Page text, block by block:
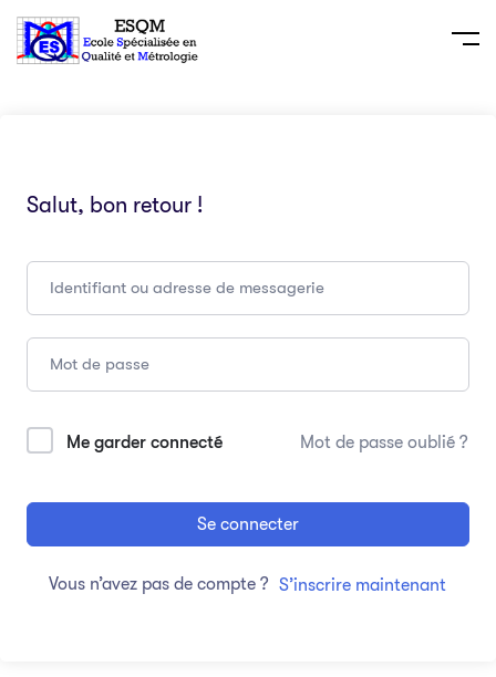
Salut, bon retour !
Me garder connecté Mot de passe oublié ?
Se connecter
Vous n’avez pas de compte ? S’inscrire maintenant